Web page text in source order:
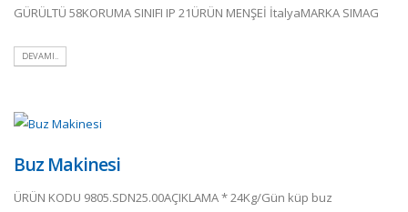
GÜRÜLTÜ 58KORUMA SINIFI IP 21ÜRÜN MENŞEİ İtalyaMARKA SIMAG
DEVAMI..
Buz Makinesi
ÜRÜN KODU 9805.SDN25.00AÇIKLAMA * 24Kg/Gün küp buz